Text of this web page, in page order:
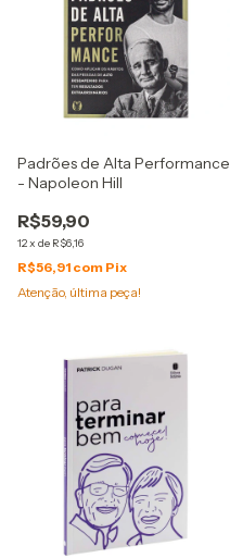
Padrões de Alta Performance
- Napoleon Hill
R$59,90
12x de R$6,16
R$56,91 com Pix
Atenção, última peça!